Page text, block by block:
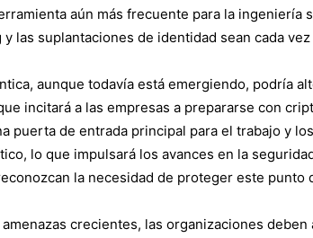
aún más frecuente para la ingeniería
las suplantaciones de identidad sean cada
aunque todavía está emergiendo, podría
incitará a las empresas a prepararse con
puerta de entrada principal para el trabajo y
lo que impulsará los avances en la
la necesidad de proteger este punto
crecientes, las organizaciones